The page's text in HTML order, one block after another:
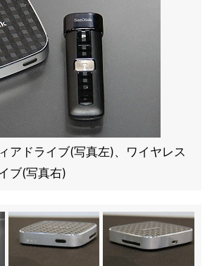
アドライブ(写真左)、ワイヤレス
ブ(写真右)